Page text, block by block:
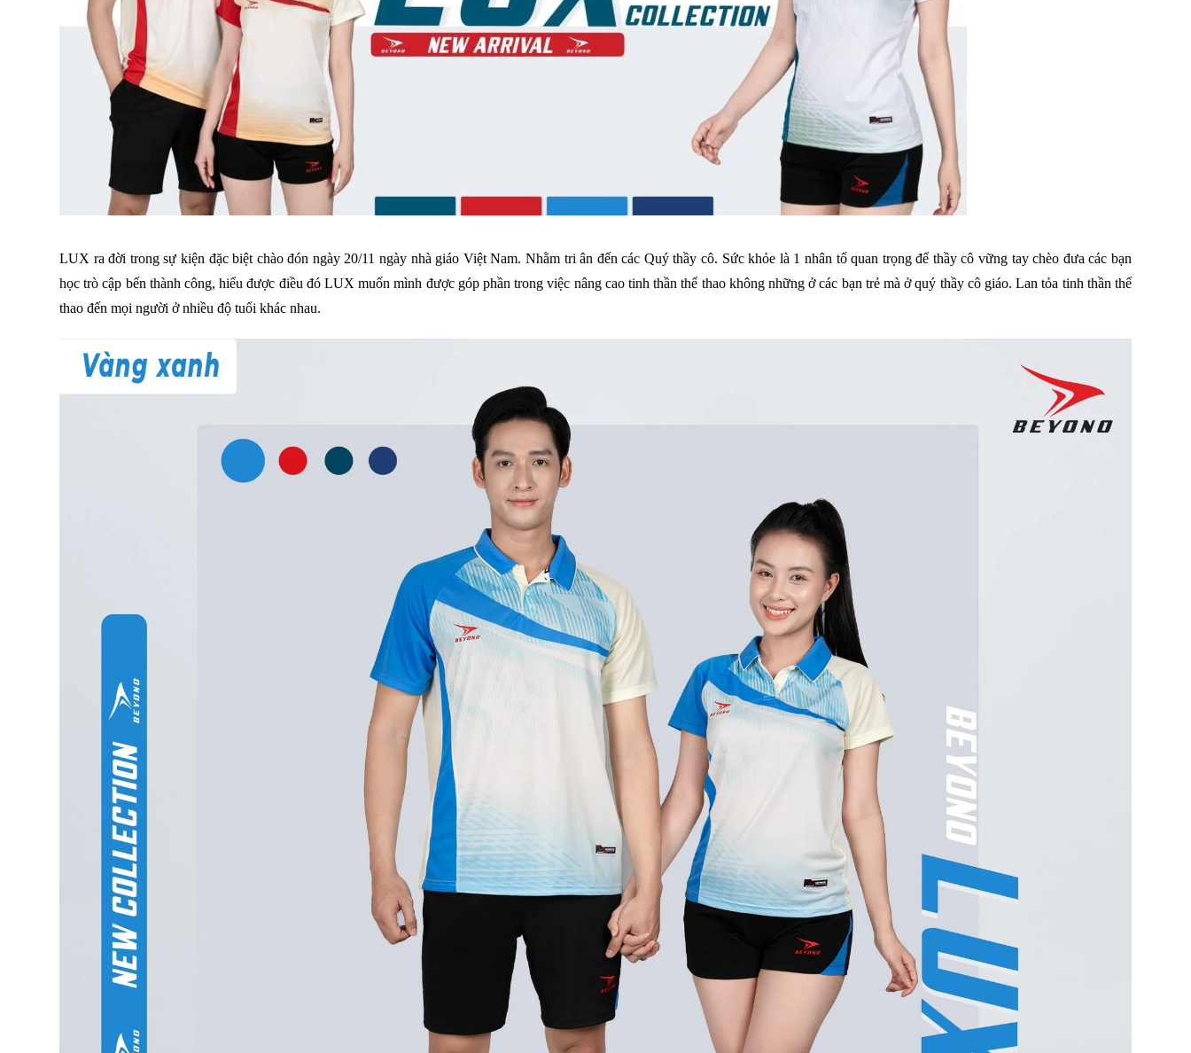
LUX ra đời trong sự kiện đặc biệt chào đón ngày 20/11 ngày nhà giáo Việt Nam. Nhằm tri ân đến các Quý thầy cô. Sức khỏe là 1 nhân tố quan trọng để thầy cô vững tay chèo đưa các bạn
học trò cập bến thành công, hiểu được điều đó LUX muốn mình được góp phần trong việc nâng cao tinh thần thể thao không những ở các bạn trẻ mà ở quý thầy cô giáo. Lan tỏa tinh thần thể
thao đến mọi người ở nhiều độ tuổi khác nhau.